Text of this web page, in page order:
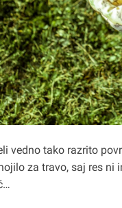
vedno tako razrito
za travo, saj res ni